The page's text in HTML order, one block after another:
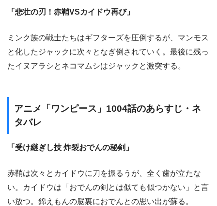
「悲壮の刃！赤鞘VSカイドウ再び」
ミンク族の戦士たちはギフターズを圧倒するが、マンモス
と化したジャックに次々となぎ倒されていく。最後に残っ
たイヌアラシとネコマムシはジャックと激突する。
アニメ「ワンピース」1004話のあらすじ・ネ
タバレ
「受け継ぎし技 炸裂おでんの秘剣」
赤鞘は次々とカイドウに刀を振るうが、全く歯が立たな
い。カイドウは「おでんの剣とは似ても似つかない」と言
い放つ。錦えもんの脳裏におでんとの思い出が蘇る。